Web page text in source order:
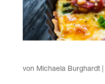
von Michaela Burghardt|